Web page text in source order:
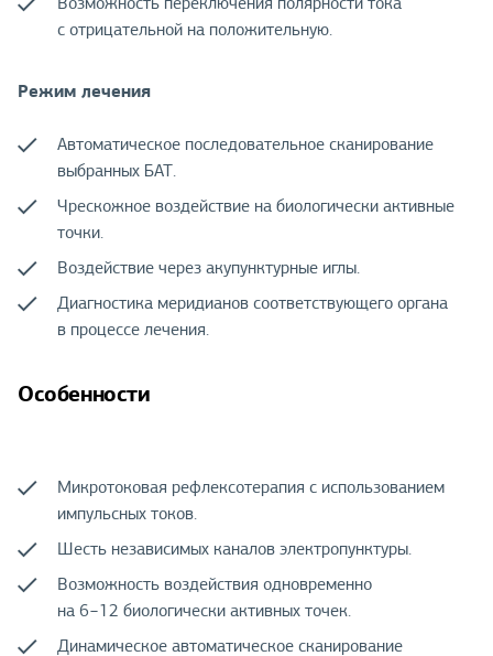
с отрицательной на положительную.
Режим лечения
Автоматическое последовательное сканирование
выбранных БАТ.
Чрескожное воздействие на биологически активные
точки.
Воздействие через акупунктурные иглы.
Диагностика меридианов соответствующего органа
в процессе лечения.
Особенности
Микротоковая рефлексотерапия с использованием
импульсных токов.
Шесть независимых каналов электропунктуры.
Возможность воздействия одновременно
на 6−12 биологически активных точек.
Динамическое автоматическое сканирование